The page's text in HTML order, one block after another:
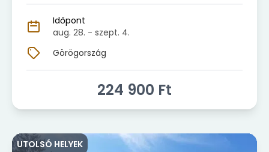
Időpont
aug. 28. - szept. 4.
Görögország
224 900 Ft
UTOLSÓ HELYEK